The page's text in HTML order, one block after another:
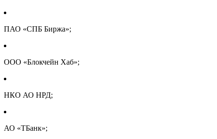
ПАО «СПБ Биржа»;
ООО «Блокчейн Хаб»;
НКО АО НРД;
АО «ТБанк»;